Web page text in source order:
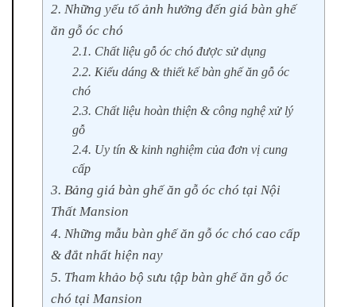
2. Những yếu tố ảnh hưởng đến giá bàn ghế
ăn gỗ óc chó
2.1. Chất liệu gỗ óc chó được sử dụng
2.2. Kiểu dáng & thiết kế bàn ghế ăn gỗ óc
chó
2.3. Chất liệu hoàn thiện & công nghệ xử lý
gỗ
2.4. Uy tín & kinh nghiệm của đơn vị cung
cấp
3. Bảng giá bàn ghế ăn gỗ óc chó tại Nội
Thất Mansion
4. Những mẫu bàn ghế ăn gỗ óc chó cao cấp
& đắt nhất hiện nay
5. Tham khảo bộ sưu tập bàn ghế ăn gỗ óc
chó tại Mansion